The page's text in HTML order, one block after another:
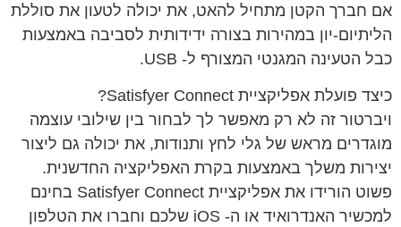
אם חברך הקטן מתחיל להאט, את יכולה לטעון את סוללת
הליתיום-יון במהירות בצורה ידידותית לסביבה באמצעות
כבל הטעינה המגנטי המצורף ל- USB.
כיצד פועלת אפליקציית Satisfyer Connect?
ויברטור זה לא רק מאפשר לך לבחור בין שילובי עוצמה
מוגדרים מראש של גלי לחץ ותנודות, את יכולה גם ליצור
יצירות משלך באמצעות בקרת האפליקציה החדשנית.
פשוט הורידו את אפליקציית Satisfyer Connect בחינם
למכשיר האנדרואיד או ה- iOS שלכם וחברו את הטלפון